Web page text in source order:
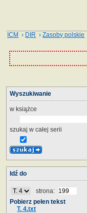
ICM › DIR ›Zasoby polskie
Wyszukiwanie
w książce
szukaj w całej serii
Idź do
strona:
Pobierz pełen tekst
T. 4.txt